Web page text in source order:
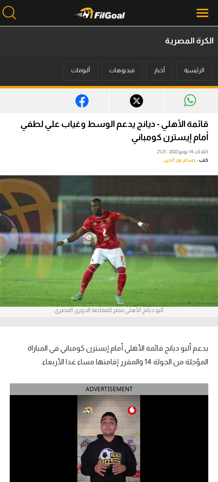
أخبار
ميركاتو
فانتازي في الجول
مسابقة التوقعات
آراء حرة
ركن الألعاب
الدوري الإنجليزي الممتاز
الدوري الإسباني
الدوري السعودي للمحترفين
الكرة المصرية
الرئيسية أخبار فيديوهات ألبومات
قائمة الأهلي - ديانج يدعم الوسط وغياب علي لطفي
أمام إيسترن كومباني
الثلاثاء، 14 يونيو 2022 - 21:21
كتب : حسام نور الدين
أليو ديانج الأهلي مصر للمقاصة الدوري المصري
يدعم أليو ديانج قائمة الأهلي أمام إيسترن كومباني في المباراة
المؤجلة من الجولة 14 والمقرر إقامتها مساء غدا الأربعاء.
ADVERTISEMENT